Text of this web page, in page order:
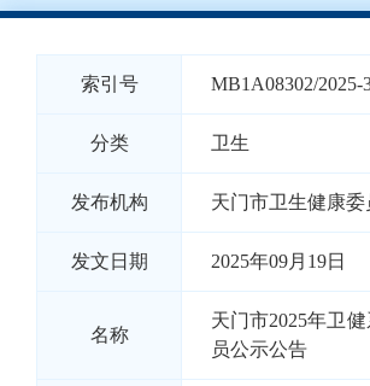
索引号 MB1A08302/2025-
分类 卫生
发布机构 天门市卫生健康委
发文日期 2025年09月19日
名称
天门市2025年卫
员公示公告